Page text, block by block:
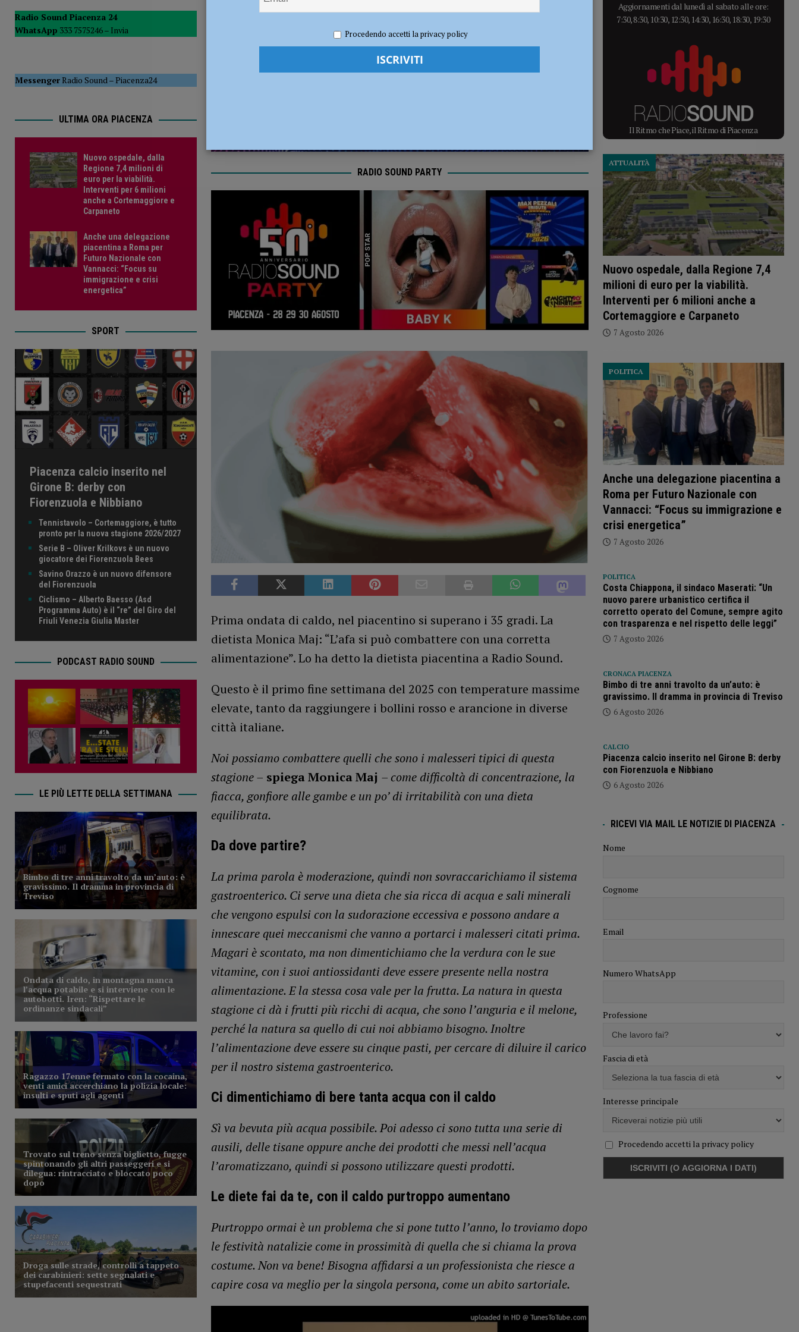
Carpaneto ATTUALITÀ
[ 7 Agosto 2026 ] Anche una delegazione piacentina a Roma per Futuro Nazionale con Vannacci: “Focus su immigrazione e crisi
Redazione MC Attualità
RADIO SOUND PARTY
Prima ondata di caldo, nel piacentino si superano i 35 gradi. La
dietista Monica Maj: “L’afa si può combattere con una corretta
alimentazione”. Lo ha detto la dietista piacentina a Radio Sound.
Questo è il primo fine settimana del 2025 con temperature massime
elevate, tanto da raggiungere i bollini rosso e arancione in diverse
città italiane.
Noi possiamo combattere quelli che sono i malesseri tipici di questa
stagione – spiega Monica Maj – come difficoltà di concentrazione, la
fiacca, gonfiore alle gambe e un po’ di irritabilità con una dieta
equilibrata.
Da dove partire?
La prima parola è moderazione, quindi non sovraccarichiamo il sistema
gastroenterico. Ci serve una dieta che sia ricca di acqua e sali minerali
che vengono espulsi con la sudorazione eccessiva e possono andare a
innescare quei meccanismi che vanno a portarci i malesseri citati prima.
Magari è scontato, ma non dimentichiamo che la verdura con le sue
vitamine, con i suoi antiossidanti deve essere presente nella nostra
alimentazione. E la stessa cosa vale per la frutta. La natura in questa
stagione ci dà i frutti più ricchi di acqua, che sono l’anguria e il melone,
perché la natura sa quello di cui noi abbiamo bisogno. Inoltre
l’alimentazione deve essere su cinque pasti, per cercare di diluire il carico
per il nostro sistema gastroenterico.
Ci dimentichiamo di bere tanta acqua con il caldo
Sì va bevuta più acqua possibile. Poi adesso ci sono tutta una serie di
ausili, delle tisane oppure anche dei prodotti che messi nell’acqua
l’aromatizzano, quindi si possono utilizzare questi prodotti.
Le diete fai da te, con il caldo purtroppo aumentano
Purtroppo ormai è un problema che si pone tutto l’anno, lo troviamo dopo
le festività natalizie come in prossimità di quella che si chiama la prova
costume. Non va bene! Bisogna affidarsi a un professionista che riesce a
capire cosa va meglio per la singola persona, come un abito sartoriale.
Radio Sound Piacenza 24
WhatsApp 333 7575246 – Invia
MessengerRadio Sound–Piacenza24
ULTIMA ORA PIACENZA
Nuovo ospedale, dalla
Regione 7,4 milioni di
euro per la viabilità.
Interventi per 6 milioni
anche a Cortemaggiore e
Carpaneto
Anche una delegazione
piacentina a Roma per
Futuro Nazionale con
Vannacci: “Focus su
immigrazione e crisi
energetica”
SPORT
Piacenza calcio inserito nel
Girone B: derby con
Fiorenzuola e Nibbiano
Tennistavolo – Cortemaggiore, è tutto
pronto per la nuova stagione 2026/2027
Serie B – Oliver Krilkovs è un nuovo
giocatore dei Fiorenzuola Bees
Savino Orazzo è un nuovo difensore
del Fiorenzuola
Ciclismo – Alberto Baesso (Asd
Programma Auto) è il “re” del Giro del
Friuli Venezia Giulia Master
PODCAST RADIO SOUND
LE PIÙ LETTE DELLA SETTIMANA
Aggiornamenti dal lunedì al sabato alle ore:
7:30, 8:30, 10:30, 12:30, 14:30, 16:30, 18:30, 19:30
Il Ritmo che Piace, il Ritmo di Piacenza
Nuovo ospedale, dalla Regione 7,4
milioni di euro per la viabilità.
Interventi per 6 milioni anche a
Cortemaggiore e Carpaneto
ATTUALITÀ
7 Agosto 2026
Anche una delegazione piacentina a
Roma per Futuro Nazionale con
Vannacci: “Focus su immigrazione e
crisi energetica”
POLITICA
7 Agosto 2026
POLITICA
Costa Chiappona, il sindaco Maserati: “Un
nuovo parere urbanistico certifica il
corretto operato del Comune, sempre agito
con trasparenza e nel rispetto delle leggi”
7 Agosto 2026
CRONACA PIACENZA
Bimbo di tre anni travolto da un’auto: è
gravissimo. Il dramma in provincia di Treviso
6 Agosto 2026
CALCIO
Piacenza calcio inserito nel Girone B: derby
con Fiorenzuola e Nibbiano
6 Agosto 2026
RICEVI VIA MAIL LE NOTIZIE DI PIACENZA
Nome
Cognome
Email
Numero WhatsApp
Professione
Fascia di età
Interesse principale
Procedendo accetti la privacy policy
Procedendo accetti la privacy policy